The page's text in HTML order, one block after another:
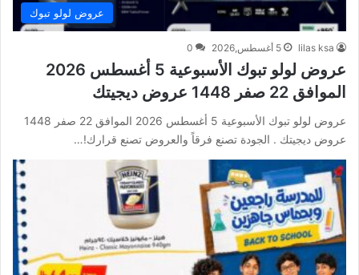
عروض لولو تبوك
lilas ksa 5 أغسطس,2026 0
عروض لولو تبوك الأسبوعية 5 أغسطس 2026
الموافق 22 صفر 1448 عروض ديجيتك
عروض لولو تبوك الأسبوعية 5 أغسطس 2026 الموافق 22 صفر 1448
عروض ديجيتك . الجودة تصنع فرقاً والعروض تصنع قرارك!…